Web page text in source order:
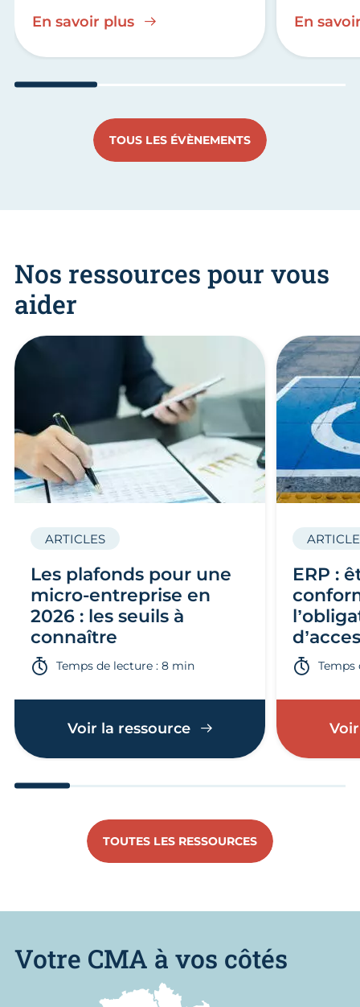
En savoir plus En
TOUS LES ÉVÈNEMENTS
Nos ressources pour vous
aider
Les plafonds pour une
micro-entreprise en
2026 : les seuils à
connaître
ARTICLES
Temps de lecture : 8 min
Voir la ressource
ERP :
Temps
TOUTES LES RESSOURCES
Votre CMA à vos côtés